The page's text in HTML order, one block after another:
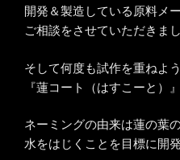
開発＆製造している原料メ
ご相談をさせていただきまし
そして何度も試作を重ねよ
『蓮コート（はすこーと）
ネーミングの由来は蓮の葉
水をはじくことを目標に開